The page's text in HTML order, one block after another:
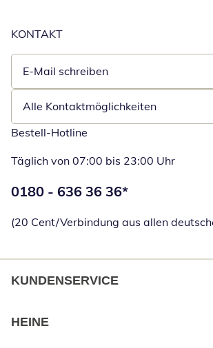
KONTAKT
E-Mail schreiben
Öffnet E-Mail-Client
Alle Kontaktmöglichkeiten
Bestell-Hotline
Täglich von 07:00 bis 23:00 Uhr
Telefonnummer:
0180 - 636 36 36*
(20 Cent/Verbindung aus allen
KUNDENSERVICE
HEINE